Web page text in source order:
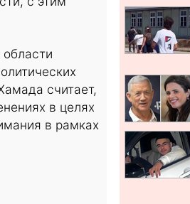
считает,
в целях
в рамках